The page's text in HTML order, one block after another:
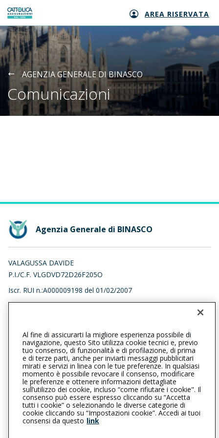
Generali logo AREA RISERVATA
AGENZIA GENERALE DI BINASCO
Comunicazioni
Agenzia Generale di BINASCO
VALAGUSSA DAVIDE
P.I./C.F. VLGDVD72D26F205O
Iscr. RUI n.:A000009198 del 01/02/2007
binasco@cattolica.it
valagussadavide@lamiapec.it
SOCIAL
L’intermediario è soggetto al controllo dell’IVASS. Consulta il
Registro RUI al seguentelink
Al fine di assicurarti la migliore esperienza possibile di
navigazione, questo Sito utilizza cookie tecnici e, previo
tuo consenso, di funzionalità e di profilazione, di prima
e di terze parti, anche per inviarti messaggi pubblicitari
mirati e servizi in linea con le tue preferenze. In qualsiasi
momento è possibile revocare il consenso, modificare
le preferenze e ottenere informazioni dettagliate
sull’utilizzo dei cookie, incluso “come rifiutare i cookie". Il
consenso può essere espresso cliccando su “Accetta
tutti i cookie” o selezionando le diverse categorie di
cookie cliccando su “Impostazioni cookie”. Accedi ai tuoi
consensi da questo link